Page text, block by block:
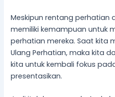
Meskipun rentang perhatian
memiliki kemampuan untuk
perhatian mereka. Saat kita
Ulang Perhatian, maka kita
kita untuk kembali fokus
presentasikan.